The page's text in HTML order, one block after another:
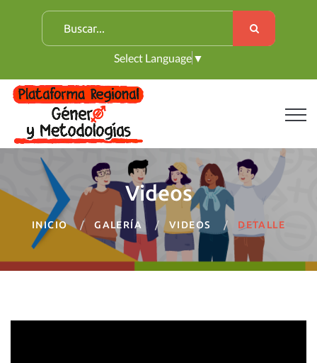
B
u
c
a
r
:
Select Language ▼
Videos
INICIO GALERÍA VIDEOS DETALLE